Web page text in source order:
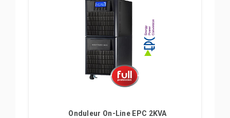
Onduleur On-Line EPC 2KVA